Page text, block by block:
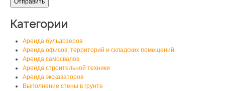
Категории
Аренда бульдозеров
Аренда офисов, территорий и складских помещений
Аренда самосвалов
Аренда строительной техники
Аренда экскаваторов
Выполнение стены в грунте